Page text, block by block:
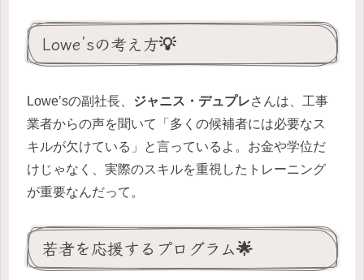
Lowe’sの考え方💡
Lowe’sの副社長、 ジャニス・デュプレさんは、工事
業者からの声を聞いて「多くの候補者には必要なス
キルが欠けている」と言っているよ。お金や学位だ
けじゃなく、実際のスキルを重視したトレーニング
が重要なんだって。
若者を応援するプログラム🌟